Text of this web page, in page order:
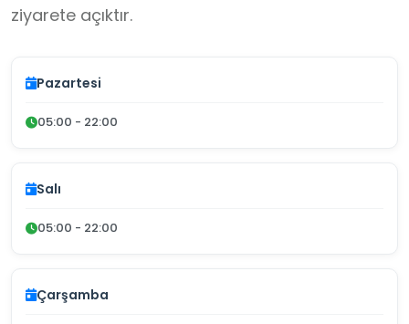
ziyarete açıktır.
Pazartesi
05:00 - 22:00
Salı
05:00 - 22:00
Çarşamba